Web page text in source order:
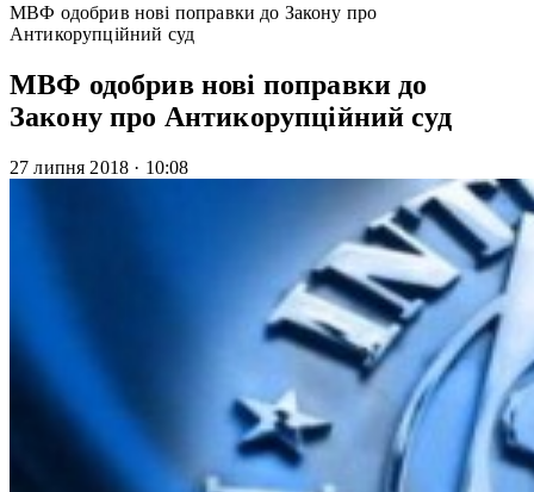
МВФ одобрив нові поправки до Закону про
Антикорупційний суд
МВФ одобрив нові поправки до
Закону про Антикорупційний суд
27 липня 2018 · 10:08